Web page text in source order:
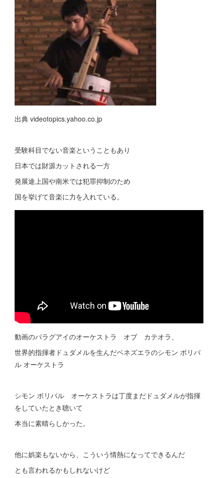
出典 videotopics.yahoo.co.jp
受験科目でない音楽ということもあり
日本では財源カットされる一方
発展途上国や南米では犯罪抑制のため
国を挙げて音楽に力を入れている。
動画のパラグアイのオーケストラ オブ カテオラ、
世界的指揮者ドュダメルを生んだベネズエラのシモン ボリバ
ル オーケストラ
シモン ボリバル オーケストラは丁度まだドュダメルが指揮
をしていたとき聴いて
本当に素晴らしかった。
他に娯楽もないから、こういう情熱になってできるんだ
とも言われるかもしれないけど